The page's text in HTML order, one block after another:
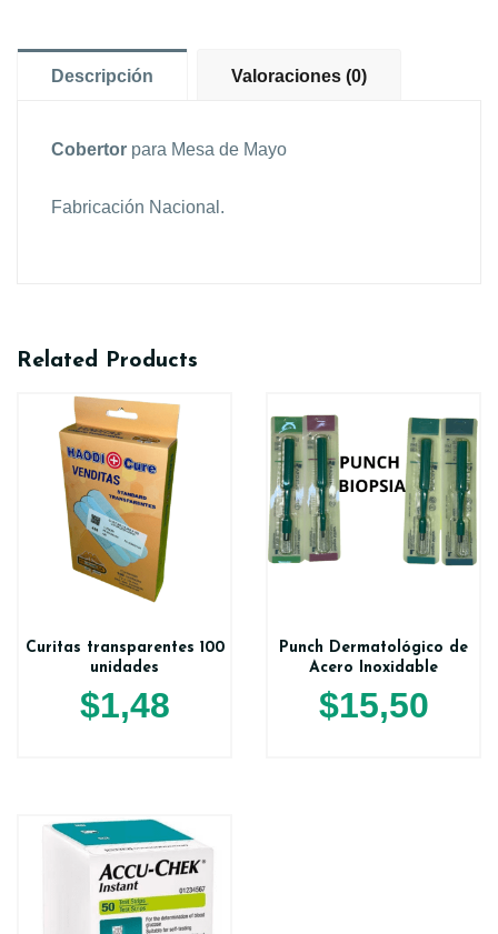
Descripción Valoraciones (0)
Cobertor para Mesa de Mayo
Fabricación Nacional.
Related Products
Curitas transparentes 100
unidades
$1,48
Punch Dermatológico de
Acero Inoxidable
$15,50